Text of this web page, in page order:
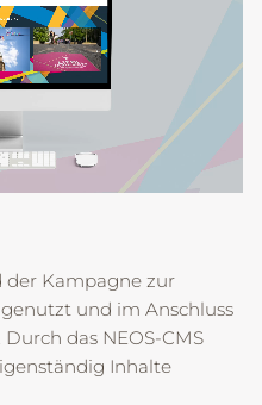
der Kampagne zur
und im Anschluss
das NEOS-CMS
Inhalte